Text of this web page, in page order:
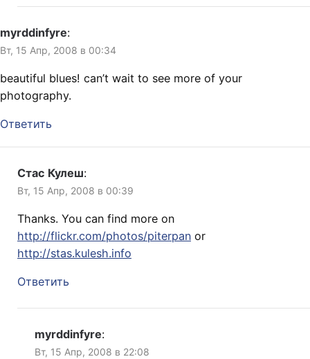
myrddinfyre:
Вт, 15 Апр, 2008 в 00:34
beautiful blues! can’t wait to see more of your
photography.
Ответить
Стас Кулеш:
Вт, 15 Апр, 2008 в 00:39
Thanks. You can find more on
http://flickr.com/photos/piterpan or
http://stas.kulesh.info
Ответить
myrddinfyre:
Вт, 15 Апр, 2008 в 22:08